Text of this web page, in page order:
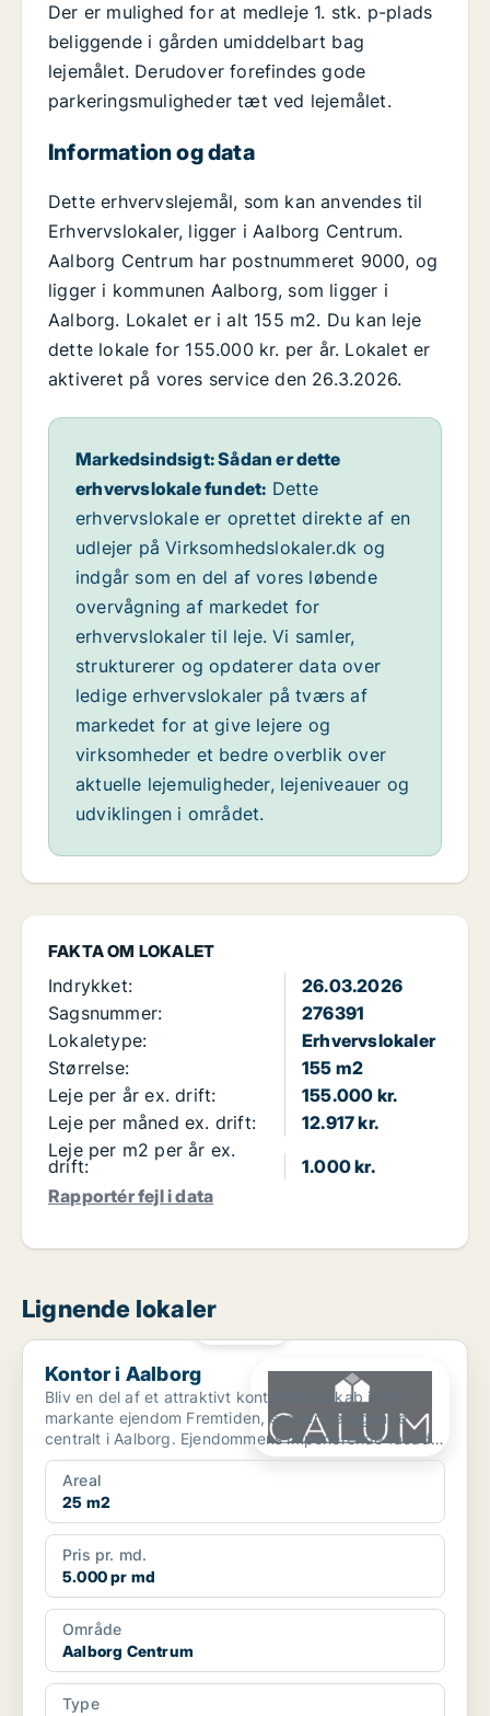
FAKTA OM LOKALET
Indrykket:
26.03.2026
Sagsnummer:
276391
Lokaletype:
Erhvervslokaler
Størrelse:
155 m2
Leje per år ex. drift:
155.000 kr.
Leje per måned ex. drift:
12.917 kr.
Leje per m2 per år ex.
drift:
1.000 kr.
Rapportér fejl i data
Der er mulighed for at medleje 1. stk. p-plads
beliggende i gården umiddelbart bag
lejemålet. Derudover forefindes gode
parkeringsmuligheder tæt ved lejemålet.
Information og data
Dette erhvervslejemål, som kan anvendes til
Erhvervslokaler, ligger i Aalborg Centrum.
Aalborg Centrum har postnummeret 9000, og
ligger i kommunen Aalborg, som ligger i
Aalborg. Lokalet er i alt 155 m2. Du kan leje
dette lokale for 155.000 kr. per år. Lokalet er
aktiveret på vores service den 26.3.2026.
Markedsindsigt: Sådan er dette
erhvervslokale fundet: Dette
erhvervslokale er oprettet direkte af en
udlejer på Virksomhedslokaler.dk og
indgår som en del af vores løbende
overvågning af markedet for
erhvervslokaler til leje. Vi samler,
strukturerer og opdaterer data over
ledige erhvervslokaler på tværs af
markedet for at give lejere og
virksomheder et bedre overblik over
aktuelle lejemuligheder, lejeniveauer og
udviklingen i området.
Lignende lokaler
Kontor i Aalborg
Kontor i Aalborg
Bliv en del af et attraktivt kontorfællesskab i den
markante ejendom Fremtiden, som er beliggende
centralt i Aalborg. Ejendommens imponerende facade
og histo...
Areal
25 m2
Pris pr. md.
5.000 pr md
Område
Aalborg Centrum
Type